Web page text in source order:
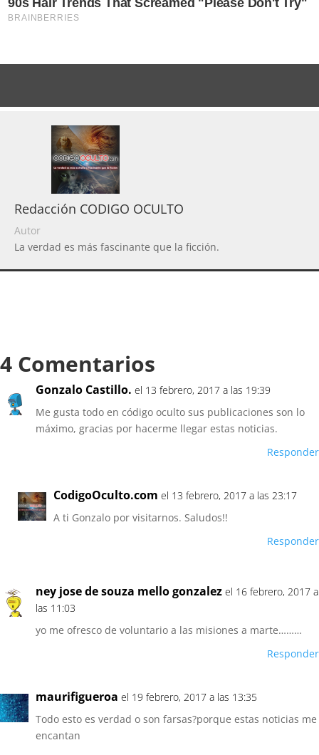
Redacción CODIGO OCULTO
Autor
La verdad es más fascinante que la ficción.
4 Comentarios
Gonzalo Castillo. el 13 febrero, 2017 a las 19:39
Me gusta todo en código oculto sus publicaciones son lo
máximo, gracias por hacerme llegar estas noticias.
Responder
CodigoOculto.com el 13 febrero, 2017 a las 23:17
A ti Gonzalo por visitarnos. Saludos!!
Responder
ney jose de souza mello gonzalez el 16 febrero, 2017 a
las 11:03
yo me ofresco de voluntario a las misiones a marte………
Responder
maurifigueroa el 19 febrero, 2017 a las 13:35
Todo esto es verdad o son farsas?porque estas noticias me
encantan